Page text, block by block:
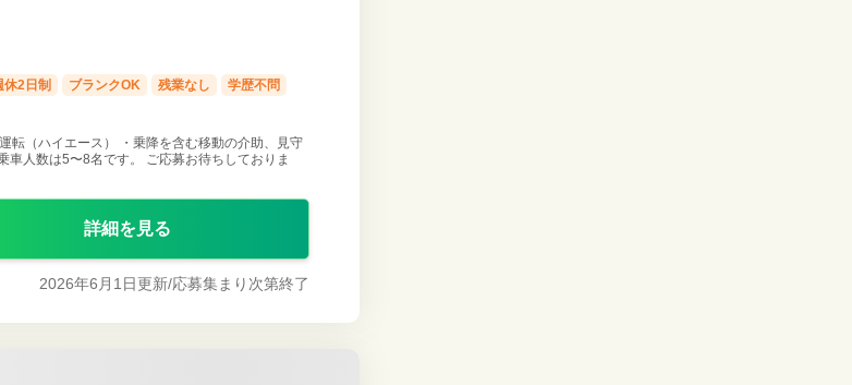
休2日制 ブランクOK 残業なし
学歴不問
転（ハイエース） ・乗降を含む移動の介助、見守
人数は5〜8名です。 ご応募お待ちしておりま
詳細を見る
2026年6月1日更新/応募集まり次第終了